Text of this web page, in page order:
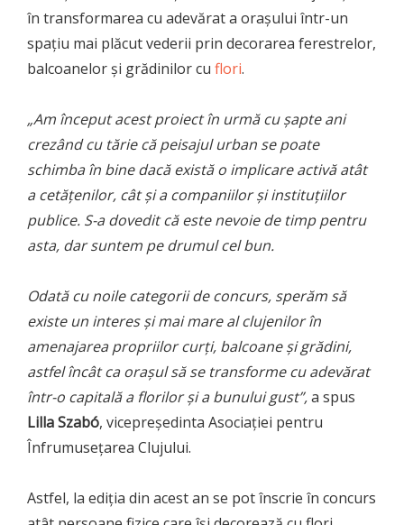
în transformarea cu adevărat a orașului într-un
spațiu mai plăcut vederii prin decorarea ferestrelor,
balcoanelor și grădinilor cu flori.
„Am început acest proiect în urmă cu șapte ani
crezând cu tărie că peisajul urban se poate
schimba în bine dacă există o implicare activă atât
a cetățenilor, cât și a companiilor și instituțiilor
publice. S-a dovedit că este nevoie de timp pentru
asta, dar suntem pe drumul cel bun.
Odată cu noile categorii de concurs, sperăm să
existe un interes și mai mare al clujenilor în
amenajarea propriilor curți, balcoane și grădini,
astfel încât ca orașul să se transforme cu adevărat
într-o capitală a florilor și a bunului gust”,a spus
Lilla Szabó, vicepreședinta Asociației pentru
Înfrumusețarea Clujului.
Astfel, la ediția din acest an se pot înscrie în concurs